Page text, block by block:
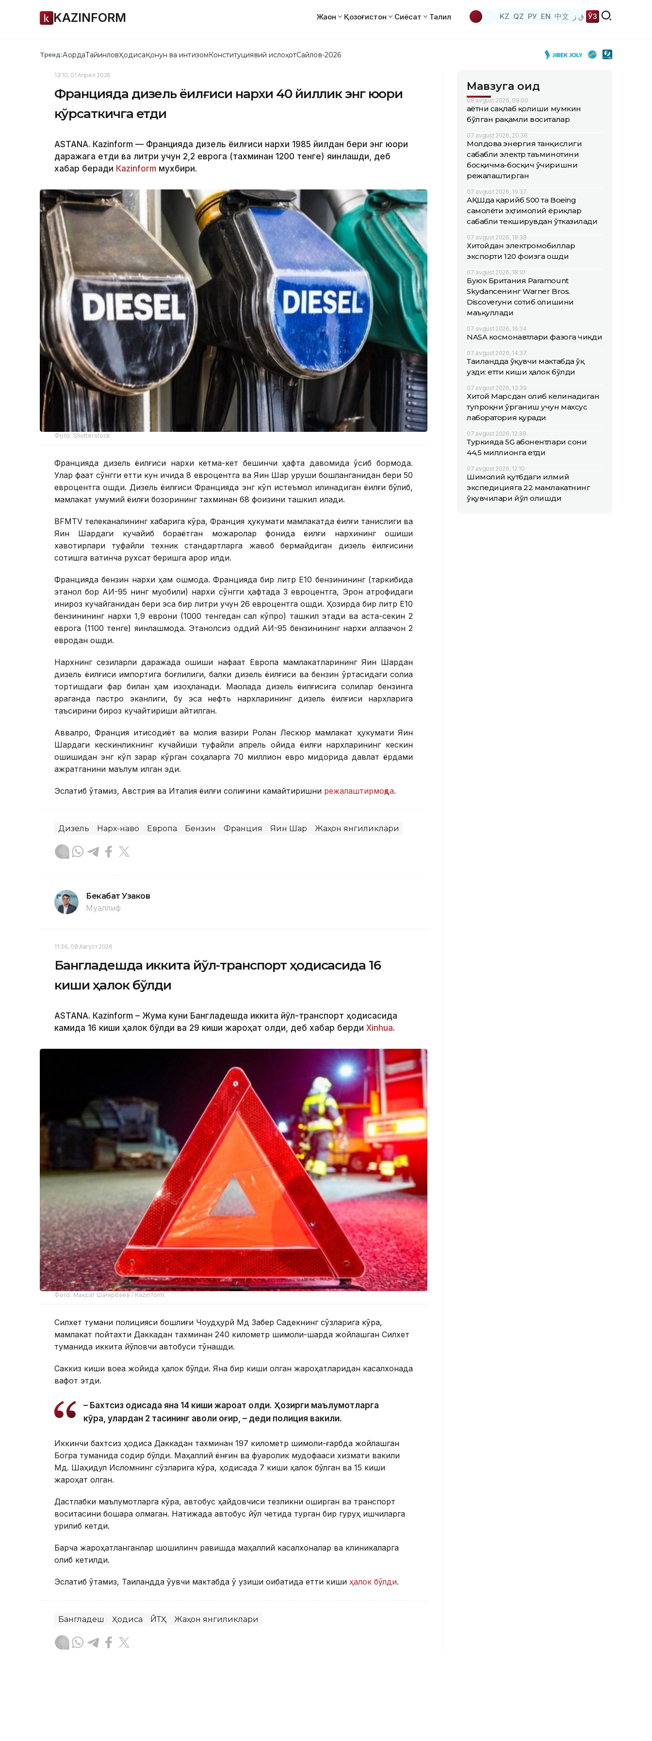
KAZINFORM Жаҳон Қозоғистон Сиёсат Таҳлил KZ QZ РУ EN 中文 ق ز ЎЗ
Тренд:АқордаТайинловҲодисаҚонун ва интизомКонституциявий ислоҳотСайлов-2026
13:10, 01 Апрел 2026
Францияда дизель ёқилғиси нархи 40 йиллик энг юқори
кўрсаткичга етди
ASTANA. Кazinform — Францияда дизель ёқилғиси нархи 1985 йилдан бери энг юқори
даражага етди ва литри учун 2,2 еврога (тахминан 1200 тенге) яқинлашди, деб
хабар беради Кazinform мухбири.
Фото: Shutterstock
Францияда дизель ёқилғиси нархи кетма-кет бешинчи ҳафта давомида ўсиб бормоқда.
Улар фақат сўнгги етти кун ичида 8 евроцентга ва Яқин Шарқ уруши бошланганидан бери 50
евроцентга ошди. Дизель ёқилғиси Францияда энг кўп истеъмол қилинадиган ёқилғи бўлиб,
мамлакат умумий ёқилғи бозорининг тахминан 68 фоизини ташкил қилади.
BFMTV телеканалининг хабарига кўра, Франция ҳукумати мамлакатда ёқилғи танқислиги ва
Яқин Шарқдаги кучайиб бораётган можаролар фонида ёқилғи нархининг ошиши
хавотирлари туфайли техник стандартларга жавоб бермайдиган дизель ёқилғисини
сотишга вақтинча рухсат беришга қарор қилди.
Францияда бензин нархи ҳам ошмоқда. Францияда бир литр Е10 бензинининг (таркибида
этанол бор АИ-95 нинг муқобили) нархи сўнгги ҳафтада 3 евроцентга, Эрон атрофидаги
инқироз кучайганидан бери эса бир литри учун 26 евроцентга ошди. Ҳозирда бир литр Е10
бензинининг нархи 1,9 еврони (1000 тенгедан сал кўпроқ) ташкил этади ва аста-секин 2
еврога (1100 тенге) яқинлашмоқда. Этанолсиз оддий АИ-95 бензинининг нархи аллақачон 2
евродан ошди.
Нархнинг сезиларли даражада ошиши нафақат Европа мамлакатларининг Яқин Шарқдан
дизель ёқилғиси импортига боғлиқлиги, балки дизель ёқилғиси ва бензин ўртасидаги солиққа
тортишдаги фарқ билан ҳам изоҳланади. Мақолада дизель ёқилғисига солиқлар бензинга
қараганда пастроқ эканлиги, бу эса нефть нархларининг дизель ёқилғиси нархларига
таъсирини бироз кучайтириши айтилган.
Аввалроқ, Франция иқтисодиёт ва молия вазири Ролан Лескюр мамлакат ҳукумати Яқин
Шарқдаги кескинликнинг кучайиши туфайли апрель ойида ёқилғи нархларининг кескин
ошишидан энг кўп зарар кўрган соҳаларга 70 миллион евро миқдорида давлат ёрдами
ажратганини маълум қилган эди.
Эслатиб ўтамиз, Австрия ва Италия ёқилғи солиғини камайтиришни режалаштирмоқда.
Дизель Нарх-наво Европа Бензин Франция Яқин Шарқ Жаҳон янгиликлари
Бекабат Узаков
Муаллиф
11:36, 08 Август 2026
Бангладешда иккита йўл-транспорт ҳодисасида 16
киши ҳалок бўлди
ASTANА. Кazinform – Жума куни Бангладешда иккита йўл-транспорт ҳодисасида
камида 16 киши ҳалок бўлди ва 29 киши жароҳат олди, деб хабар берди Xinhua.
Фото: Мақсат Шағирбаев / Kazinform
Силхет тумани полицияси бошлиғи Чоудҳурй Мд Забер Садекнинг сўзларига кўра,
мамлакат пойтахти Даккадан тахминан 240 километр шимоли-шарқда жойлашган Силхет
туманида иккита йўловчи автобуси тўқнашди.
Саккиз киши воқеа жойида ҳалок бўлди. Яна бир киши олган жароҳатларидан касалхонада
вафот этди.
– Бахтсиз ҳодисада яна 14 киши жароҳат олди. Ҳозирги маълумотларга
кўра, улардан 2 тасининг аҳволи оғир, – деди полиция вакили.
Иккинчи бахтсиз ҳодиса Даккадан тахминан 197 километр шимоли-ғарбда жойлашган
Богра туманида содир бўлди. Маҳаллий ёнғин ва фуқаролик мудофааси хизмати вакили
Мд. Шаҳидул Исломнинг сўзларига кўра, ҳодисада 7 киши ҳалок бўлган ва 15 киши
жароҳат олган.
Дастлабки маълумотларга кўра, автобус ҳайдовчиси тезликни оширган ва транспорт
воситасини бошқара олмаган. Натижада автобус йўл четида турган бир гуруҳ ишчиларга
урилиб кетди.
Барча жароҳатланганлар шошилинч равишда маҳаллий касалхоналар ва клиникаларга
олиб кетилди.
Эслатиб ўтамиз, Таиландда ўқувчи мактабда ўқ узиши оқибатида етти киши ҳалок бўлди.
Бангладеш Ҳодиса ЙТҲ Жаҳон янгиликлари
Мавзуга оид
08 avgust 2026, 09:00
Ҳаётни сақлаб қолиши мумкин
бўлган рақамли воситалар
07 avgust 2026, 20:36
Молдова энергия танқислиги
сабабли электр таъминотини
босқичма-босқич ўчиришни
режалаштирган
07 avgust 2026, 19:37
АҚШда қарийб 500 та Boeing
самолёти эҳтимолий ёриқлар
сабабли текширувдан ўтказилади
07 avgust 2026, 18:38
Хитойдан электромобиллар
экспорти 120 фоизга ошди
07 avgust 2026, 18:10
Буюк Британия Paramount
Skydanceнинг Warner Bros.
Discoveryни сотиб олишини
маъқуллади
07 avgust 2026, 16:34
NASA космонавтлари фазога чиқди
07 avgust 2026, 14:37
Таиландда ўқувчи мактабда ўқ
узди: етти киши ҳалок бўлди
07 avgust 2026, 13:39
Хитой Марсдан олиб келинадиган
тупроқни ўрганиш учун махсус
лаборатория қуради
07 avgust 2026, 12:38
Туркияда 5G абонентлари сони
44,5 миллионга етди
07 avgust 2026, 12:10
Шимолий қутбдаги илмий
экспедицияга 22 мамлакатнинг
ўқувчилари йўл олишди